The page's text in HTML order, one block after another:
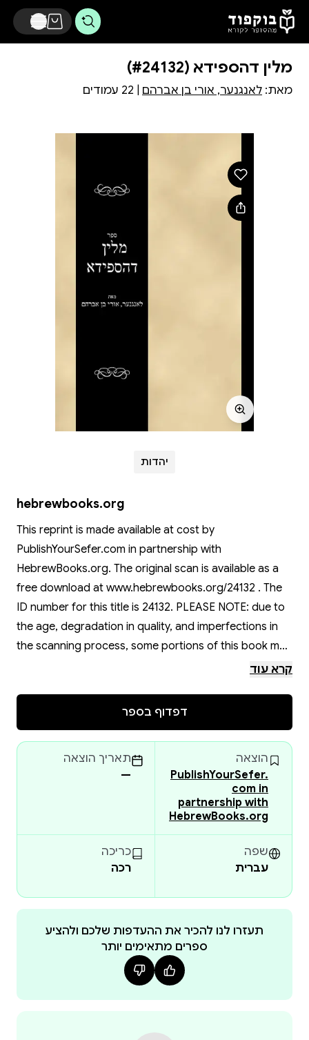
דלג לתוכן הראשי
מלין דהספידא (#24132)
מאת: לאנגנער, אורי בן אברהם
יהדות
hebrewbooks.org
This reprint is made available at cost by
PublishYourSefer.com in partnership with
HebrewBooks.org. The original scan is available as a
free download at www.hebrewbooks.org/24132 . The
ID number for this title is 24132. PLEASE NOTE: due to
the age, degradation in quality, and imperfections in
the scanning process, some portions of this book may
be obscured, damaged or incomplete. Please check
קרא עוד
דפדוף בספר
הוצאה
PublishYourSefer.
com in
partnership with
HebrewBooks.org
תאריך הוצאה
—
שפה
עברית
כריכה
רכה
תעזרו לנו להכיר את ההעדפות שלכם ולהציע
ספרים מתאימים יותר